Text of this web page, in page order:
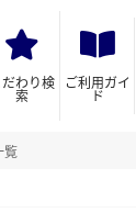
だわり検
索
ご利用ガイ
ド
覧